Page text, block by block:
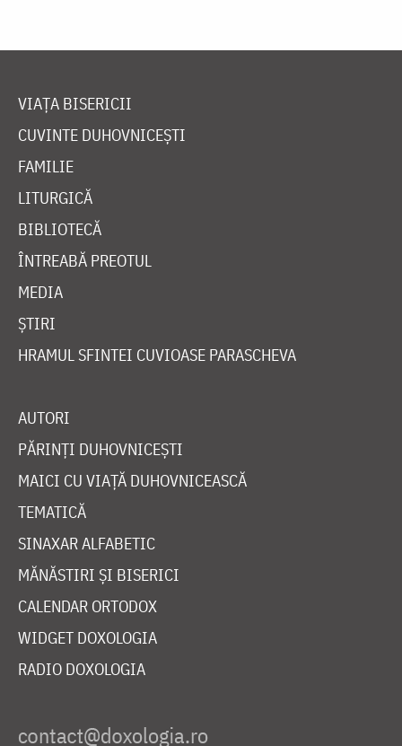
VIAȚA BISERICII
CUVINTE DUHOVNICEȘTI
FAMILIE
LITURGICĂ
BIBLIOTECĂ
ÎNTREABĂ PREOTUL
MEDIA
ȘTIRI
HRAMUL SFINTEI CUVIOASE PARASCHEVA
AUTORI
PĂRINȚI DUHOVNICEȘTI
MAICI CU VIAȚĂ DUHOVNICEASCĂ
TEMATICĂ
SINAXAR ALFABETIC
MĂNĂSTIRI ȘI BISERICI
CALENDAR ORTODOX
WIDGET DOXOLOGIA
RADIO DOXOLOGIA